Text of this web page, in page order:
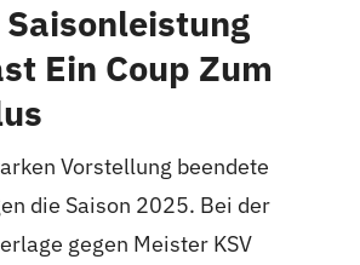
Ein Coup Zum
Vorstellung beendete
die Saison 2025. Bei der
gegen Meister KSV